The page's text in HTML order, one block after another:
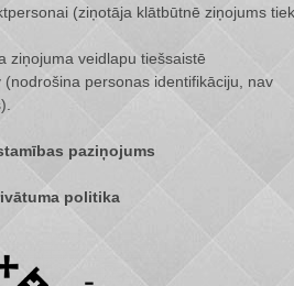
(ziņotāja klātbūtnē ziņojums
ziņojuma veidlapu tiešsaistē
(nodrošina personas identifikāciju, nav
paziņojums
politika